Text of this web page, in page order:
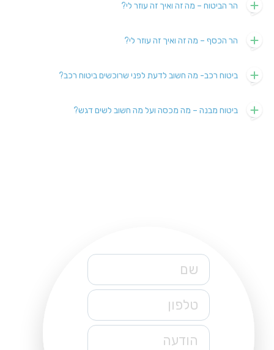
הר הביטוח – מה זה ואיך זה עוזר לי?
הר הכסף – מה זה ואיך זה עוזר לי?
ביטוח רכב- מה חשוב לדעת לפני שרוכשים ביטוח רכב?
ביטוח מבנה – מה מכסה ועל מה חשוב לשים דגש?
שם
טלפון
הודעה